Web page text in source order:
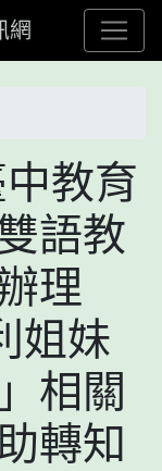
網
教育
語教
理
姐妹
相關
轉知